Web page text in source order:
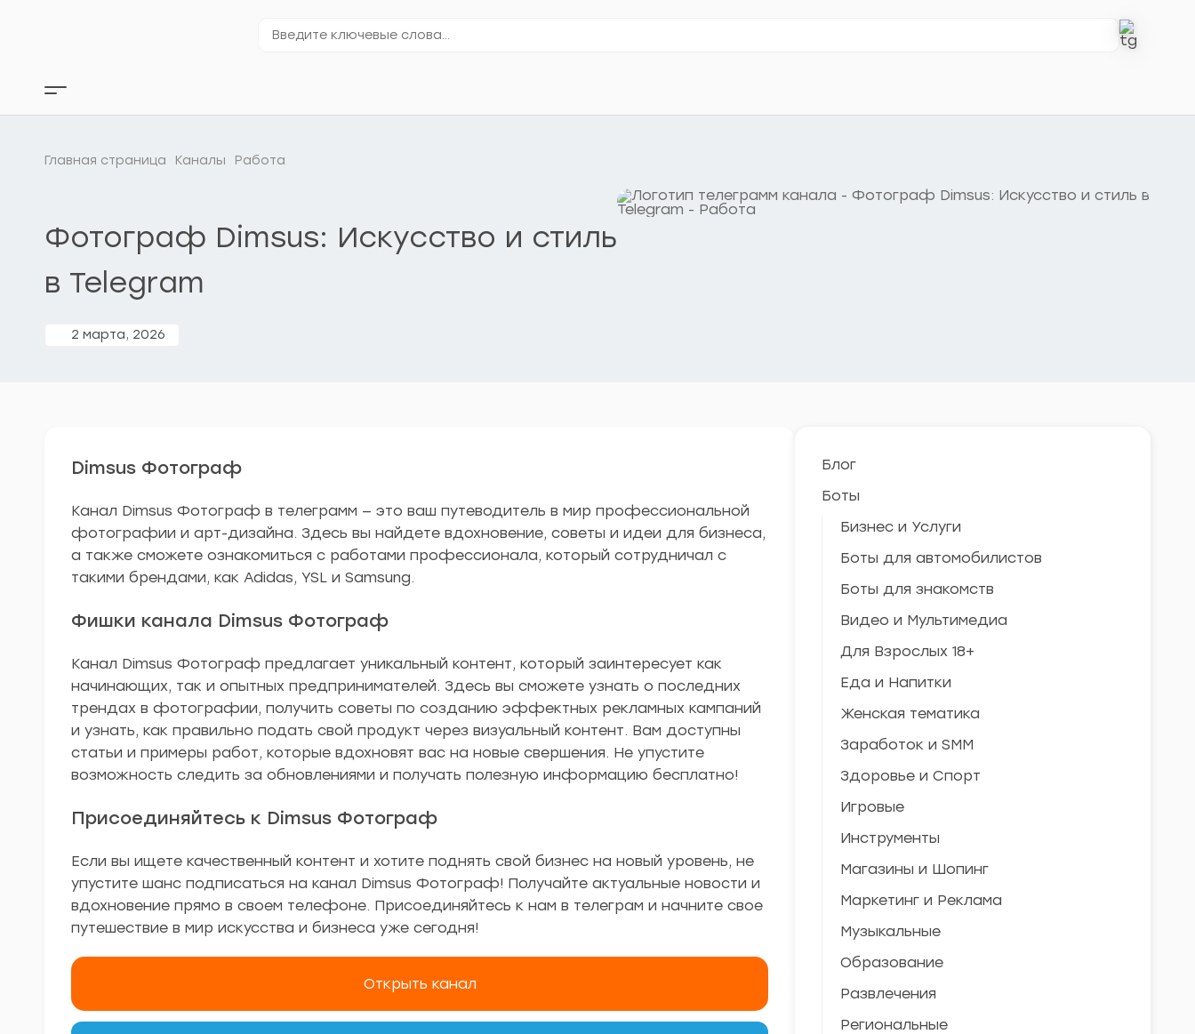
ключевые
Кнопка
бокового
Главная страница Каналы Работа
Фотограф Dimsus: Искусство и стиль
в Telegram
2 марта, 2026
Dimsus Фотограф
Канал Dimsus Фотограф в телеграмм — это ваш путеводитель в мир профессиональной
фотографии и арт-дизайна. Здесь вы найдете вдохновение, советы и идеи для бизнеса,
а также сможете ознакомиться с работами профессионала, который сотрудничал с
такими брендами, как Adidas, YSL и Samsung.
Фишки канала Dimsus Фотограф
Канал Dimsus Фотограф предлагает уникальный контент, который заинтересует как
начинающих, так и опытных предпринимателей. Здесь вы сможете узнать о последних
трендах в фотографии, получить советы по созданию эффектных рекламных кампаний
и узнать, как правильно подать свой продукт через визуальный контент. Вам доступны
статьи и примеры работ, которые вдохновят вас на новые свершения. Не упустите
возможность следить за обновлениями и получать полезную информацию бесплатно!
Присоединяйтесь к Dimsus Фотограф
Если вы ищете качественный контент и хотите поднять свой бизнес на новый уровень, не
упустите шанс подписаться на канал Dimsus Фотограф! Получайте актуальные новости и
вдохновение прямо в своем телефоне. Присоединяйтесь к нам в телеграм и начните свое
путешествие в мир искусства и бизнеса уже сегодня!
Открыть канал
Блог
Боты
Бизнес и Услуги
Боты для автомобилистов
Боты для знакомств
Видео и Мультимедиа
Для Взрослых 18+
Еда и Напитки
Женская тематика
Заработок и SMM
Здоровье и Спорт
Игровые
Инструменты
Магазины и Шопинг
Маркетинг и Реклама
Музыкальные
Образование
Развлечения
Региональные